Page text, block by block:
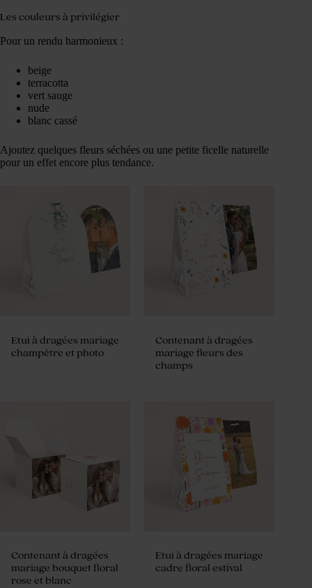
Les couleurs à privilégier
Pour un rendu harmonieux :
beige
terracotta
vert sauge
nude
blanc cassé
Ajoutez quelques fleurs séchées ou une petite ficelle naturelle
pour un effet encore plus tendance.
Etui à dragées mariage
champêtre et photo
Contenant à dragées
mariage fleurs des
champs
Contenant à dragées
mariage bouquet floral
rose et blanc
Etui à dragées mariage
cadre floral estival